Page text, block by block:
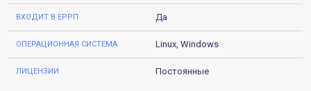
ВХОДИТ В ЕРРП Да
ОПЕРАЦИОННАЯ СИСТЕМА Linux, Windows
ЛИЦЕНЗИИ Постоянные